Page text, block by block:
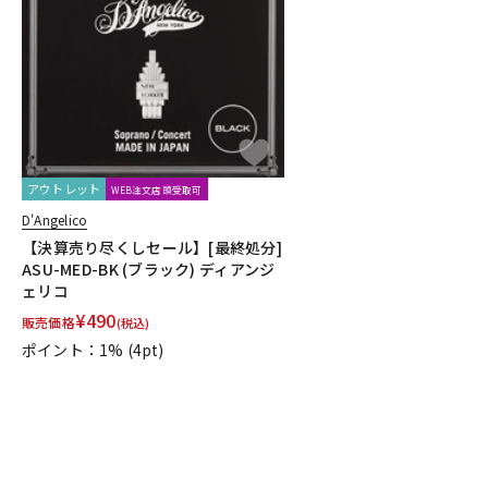
DJ機器
中古
アウトレット WEB注文店頭受取可
D'Angelico
【決算売り尽くしセール】[最終処分]
ASU-MED-BK (ブラック) ディアンジ
ェリコ
販売価格¥490(税込)
ポイント：1% (4pt)